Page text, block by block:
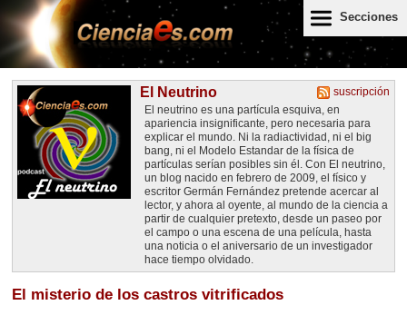
Secciones
suscripción
El Neutrino
El neutrino es una partícula esquiva, en
apariencia insignificante, pero necesaria para
explicar el mundo. Ni la radiactividad, ni el big
bang, ni el Modelo Estandar de la física de
partículas serían posibles sin él. Con El neutrino,
un blog nacido en febrero de 2009, el físico y
escritor Germán Fernández pretende acercar al
lector, y ahora al oyente, al mundo de la ciencia a
partir de cualquier pretexto, desde un paseo por
el campo o una escena de una película, hasta
una noticia o el aniversario de un investigador
hace tiempo olvidado.
El misterio de los castros vitrificados